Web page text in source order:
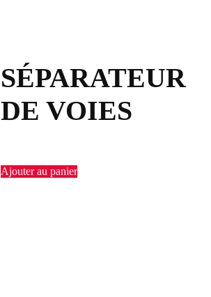
SÉPARATEUR
DE VOIES
Ajouter au panier